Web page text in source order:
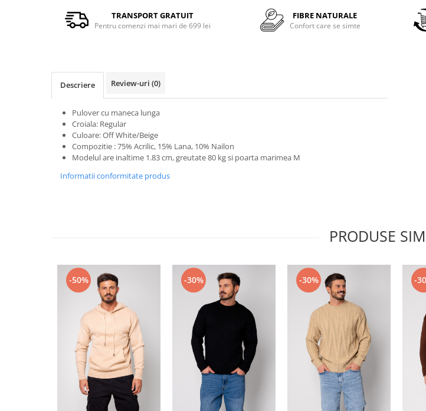
TRANSPORT GRATUIT
Pentru comenzi mai mari de 699 lei
FIBRE NATURALE
Confort care se simte
Descriere Review-uri (0)
Pulover cu maneca lunga
Croiala: Regular
Culoare: Off White/Beige
Compozitie : 75% Acrilic, 15% Lana, 10% Nailon
Modelul are inaltime 1.83 cm, greutate 80 kg si poarta marimea M
Informatii conformitate produs
PRODUSE
-50% -30% -30% -